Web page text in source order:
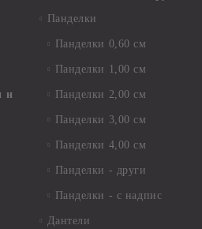
и
Панделки
Панделки 0,60 см
Панделки 1,00 см
Панделки 2,00 см
Панделки 3,00 см
Панделки 4,00 см
Панделки - други
Панделки - с надпис
Дантели